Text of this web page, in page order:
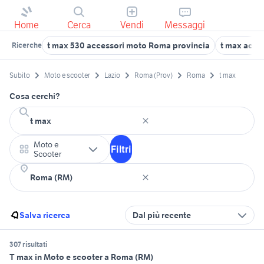
Home Cerca Vendi Messaggi
Ricerche t max 530 accessori moto Roma provincia t max
Subito Moto e scooter Lazio Roma (Prov) Roma t max
Cosa cerchi?
Moto e
Scooter
Filtri
Salva ricerca Dal più recente
307 risultati
T max in Moto e scooter a Roma (RM)